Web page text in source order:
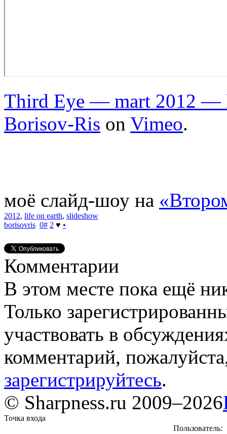
Third Eye — mart 2012 —
Borisov-Ris on Vimeo.
моё слайд-шоу на
2012, life on earth, slideshow
borisovris 0# 2 ♥ •
Комментарии
В этом месте пока ещё
Только
участвовать в
комментарий,
зарегистрируйтесь.
© Sharpness.ru 2009–2026
Точка входа
Пользователь: